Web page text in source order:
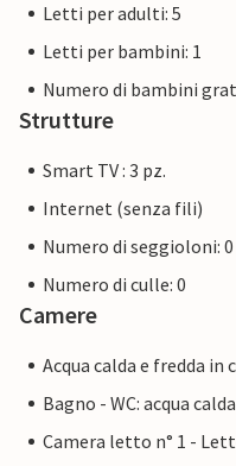
Letti per adulti: 5
Letti per bambini: 1
Numero di bambini
Strutture
Smart TV : 3 pz.
Internet (senza fili)
Numero di seggioloni: 0
Numero di culle: 0
Camere
Acqua calda e fredda in
Bagno - WC: acqua
Camera letto n° 1 -